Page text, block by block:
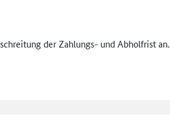
der Zahlungs- und Abholfrist an.